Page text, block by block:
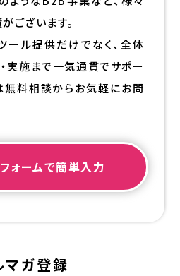
ございます。
ール提供だけでなく、全体
実施まで一気通貫でサポー
無料相談からお気軽にお問
ォームで簡単入力
マガ登録